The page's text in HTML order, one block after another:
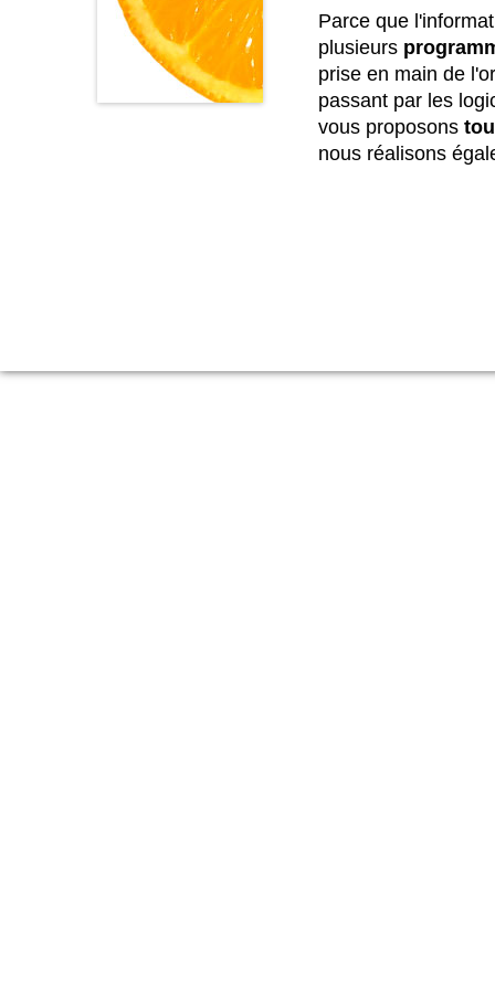
Parce que
plusieurs
prise en main de
passant par les
vous proposons
nous réalisons